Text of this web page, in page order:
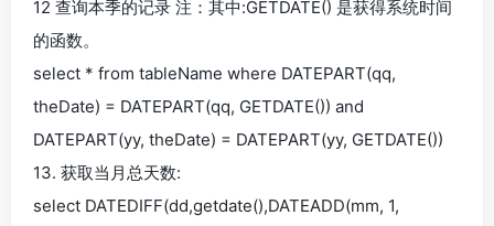
12 查询本季的记录 注：其中:GETDATE() 是获得系统时间
的函数。
select * from tableName where DATEPART(qq,
theDate) = DATEPART(qq, GETDATE()) and
DATEPART(yy, theDate) = DATEPART(yy, GETDATE())
13. 获取当月总天数:
select DATEDIFF(dd,getdate(),DATEADD(mm, 1,